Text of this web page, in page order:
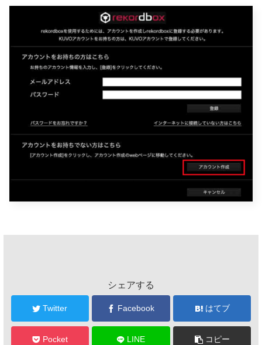
シェアする
Twitter Facebook はてブ
Pocket LINE コピー